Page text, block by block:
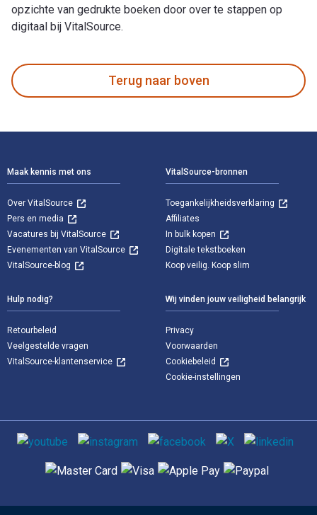
opzichte van gedrukte boeken door over te stappen op
digitaal bij VitalSource.
Terug naar boven
Maak kennis met ons
Over VitalSource
Pers en media
Vacatures bij VitalSource
Evenementen van VitalSource
VitalSource-blog
VitalSource-bronnen
Toegankelijkheidsverklaring
Affiliates
In bulk kopen
Digitale tekstboeken
Koop veilig. Koop slim
Hulp nodig?
Retourbeleid
Veelgestelde vragen
VitalSource-klantenservice
Wij vinden jouw veiligheid belangrijk
Privacy
Voorwaarden
Cookiebeleid
Cookie-instellingen
Sociale media
Ondersteunde betaalmethoden